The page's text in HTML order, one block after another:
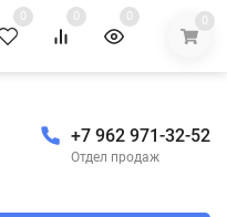
0 0 0 0
+7 962 971-32-52
Отдел продаж